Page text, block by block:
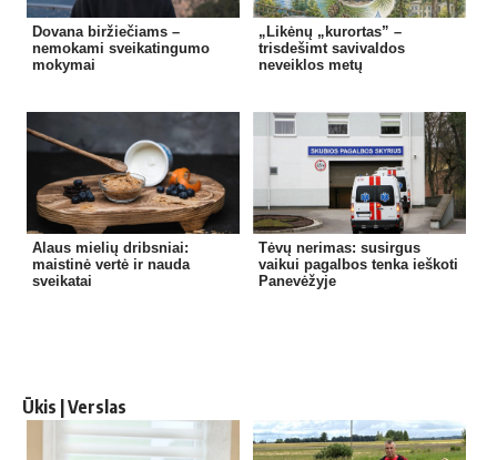
Dovana biržiečiams –
nemokami sveikatingumo
mokymai
„Likėnų „kurortas” –
trisdešimt savivaldos
neveiklos metų
Alaus mielių dribsniai:
maistinė vertė ir nauda
sveikatai
Tėvų nerimas: susirgus
vaikui pagalbos tenka ieškoti
Panevėžyje
Ūkis | Verslas